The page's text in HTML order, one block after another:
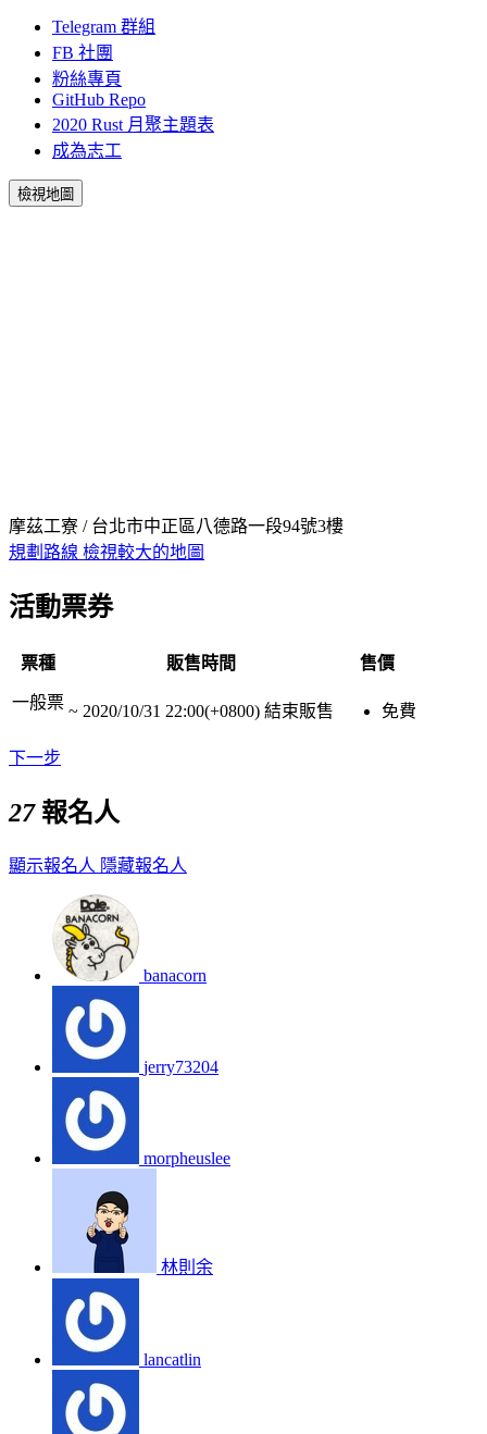
Telegram 群組
FB 社團
粉絲專頁
GitHub Repo
2020 Rust 月聚主題表
成為志工
檢視地圖
摩茲工寮 / 台北市中正區八德路一段94號3樓
規劃路線 檢視較大的地圖
活動票券
票種 販售時間 售價
一般票 ~ 2020/10/31 22:00(+0800) 結束販售 免費
下一步
27報名人
顯示報名人 隱藏報名人
banacorn
jerry73204
morpheuslee
林則余
lancatlin